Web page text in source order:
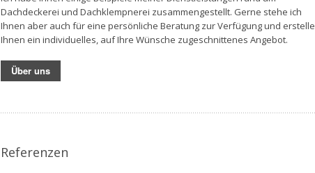
Dachdeckerei und Dachklempnerei zusammengestellt. Gerne stehe ich
Ihnen aber auch für eine persönliche Beratung zur Verfügung und erstelle
Ihnen ein individuelles, auf Ihre Wünsche zugeschnittenes Angebot.
Über uns
Referenzen